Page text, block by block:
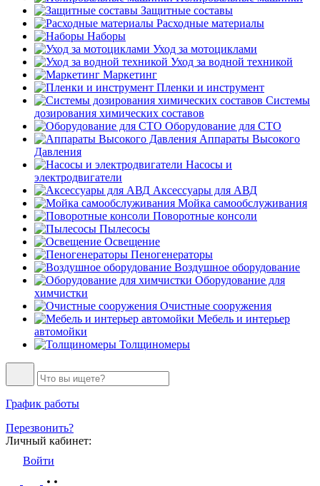
Защитные составы
Расходные материалы
Наборы
Уход за мотоциклами
Уход за водной техникой
Маркетинг
Пленки и инструмент
Системы
дозирования химических составов
Оборудование для СТО
Аппараты Высокого
Давления
Насосы и
электродвигатели
Аксессуары для АВД
Мойка самообслуживания
Поворотные консоли
Пылесосы
Освещение
Пеногенераторы
Воздушное оборудование
Оборудование для
химчистки
Очистные сооружения
Мебель и интерьер
автомойки
Толщиномеры
График работы
Перезвонить?
Личный кабинет:
Войти